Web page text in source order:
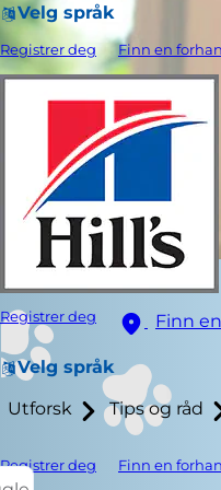
Velg språk
Registrer deg Finn en
Registrer deg Finn
Velg språk
Utforsk Tips og råd
Registrer deg Finn en